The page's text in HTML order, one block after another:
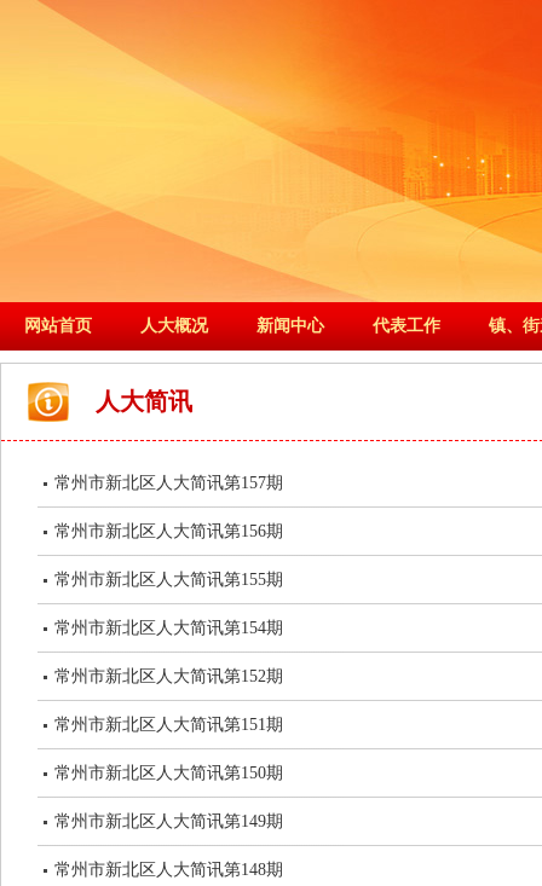
网站首页 人大概况 新闻中心 代表工作 镇、
人大简讯
常州市新北区人大简讯第157期
常州市新北区人大简讯第156期
常州市新北区人大简讯第155期
常州市新北区人大简讯第154期
常州市新北区人大简讯第152期
常州市新北区人大简讯第151期
常州市新北区人大简讯第150期
常州市新北区人大简讯第149期
常州市新北区人大简讯第148期